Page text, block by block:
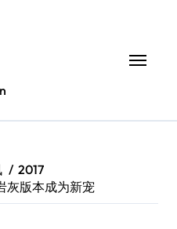
2017
灰版本成为新宠